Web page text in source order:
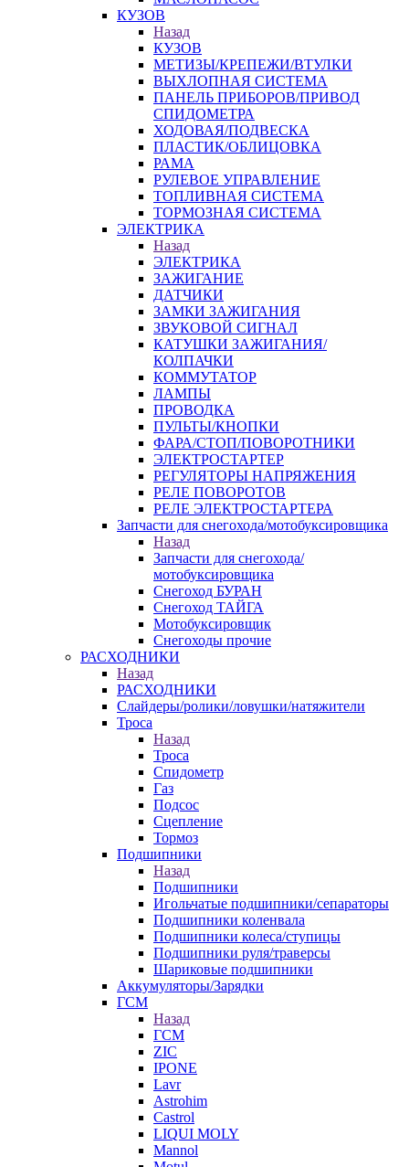
КУЗОВ
Назад
КУЗОВ
МЕТИЗЫ/КРЕПЕЖИ/ВТУЛКИ
ВЫХЛОПНАЯ СИСТЕМА
ПАНЕЛЬ ПРИБОРОВ/ПРИВОД
СПИДОМЕТРА
ХОДОВАЯ/ПОДВЕСКА
ПЛАСТИК/ОБЛИЦОВКА
РАМА
РУЛЕВОЕ УПРАВЛЕНИЕ
ТОПЛИВНАЯ СИСТЕМА
ТОРМОЗНАЯ СИСТЕМА
ЭЛЕКТРИКА
Назад
ЭЛЕКТРИКА
ЗАЖИГАНИЕ
ДАТЧИКИ
ЗАМКИ ЗАЖИГАНИЯ
ЗВУКОВОЙ СИГНАЛ
КАТУШКИ ЗАЖИГАНИЯ/
КОЛПАЧКИ
КОММУТАТОР
ЛАМПЫ
ПРОВОДКА
ПУЛЬТЫ/КНОПКИ
ФАРА/СТОП/ПОВОРОТНИКИ
ЭЛЕКТРОСТАРТЕР
РЕГУЛЯТОРЫ НАПРЯЖЕНИЯ
РЕЛЕ ПОВОРОТОВ
РЕЛЕ ЭЛЕКТРОСТАРТЕРА
Запчасти для снегохода/мотобуксировщика
Назад
Запчасти для снегохода/
мотобуксировщика
Снегоход БУРАН
Снегоход ТАЙГА
Мотобуксировщик
Снегоходы прочие
РАСХОДНИКИ
Назад
РАСХОДНИКИ
Слайдеры/ролики/ловушки/натяжители
Троса
Назад
Троса
Спидометр
Газ
Подсос
Сцепление
Тормоз
Подшипники
Назад
Подшипники
Игольчатые подшипники/сепараторы
Подшипники коленвала
Подшипники колеса/ступицы
Подшипники руля/траверсы
Шариковые подшипники
Аккумуляторы/Зарядки
ГСМ
Назад
ГСМ
ZIC
IPONE
Lavr
Astrohim
Castrol
LIQUI MOLY
Mannol